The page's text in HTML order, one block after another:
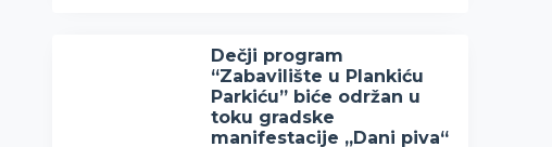
Dečji program
“Zabavilište u Plankiću
Parkiću” biće održan u
toku gradske
manifestacije „Dani piva“